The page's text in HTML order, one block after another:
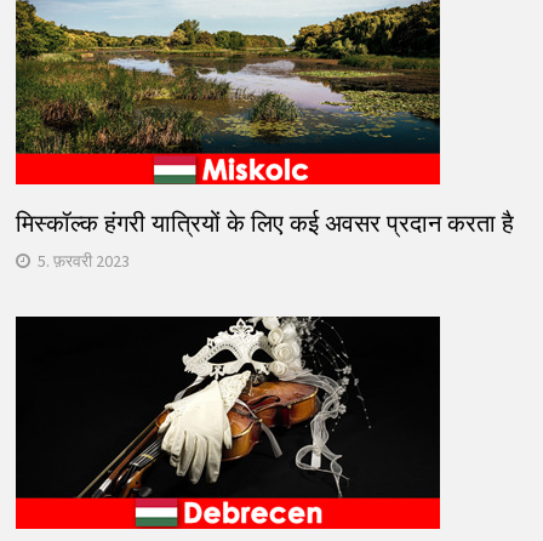
मिस्कॉल्क हंगरी यात्रियों के लिए कई अवसर प्रदान करता है
5. फ़रवरी 2023